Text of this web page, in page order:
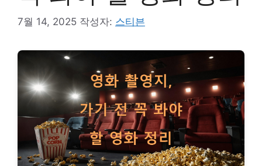
7월 14, 2025 작성자: 스티븐